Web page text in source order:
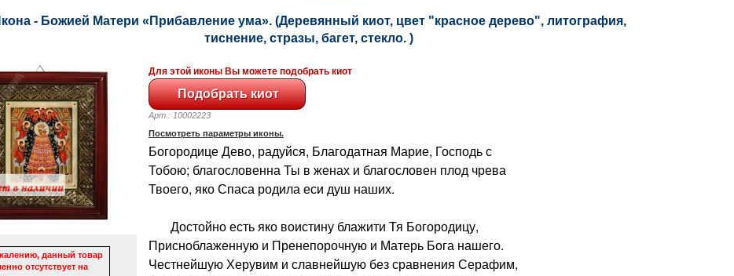
- Божией Матери «Прибавление ума». (Деревянный киот, цвет "красное дерево", литография,
тиснение, стразы, багет, стекло. )
данный товар
отсутствует на
Для этой иконы Вы можете подобрать киот
Арт.: 10002223
Посмотреть параметры иконы.
Богородице Дево, радуйся, Благодатная Марие, Господь с
Тобою; благословенна Ты в женах и благословен плод чрева
Твоего, яко Спаса родила еси душ наших.
Достойно есть яко воистину блажити Тя Богородицу,
Присноблаженную и Пренепорочную и Матерь Бога нашего.
Честнейшую Херувим и славнейшую без сравнения Серафим,